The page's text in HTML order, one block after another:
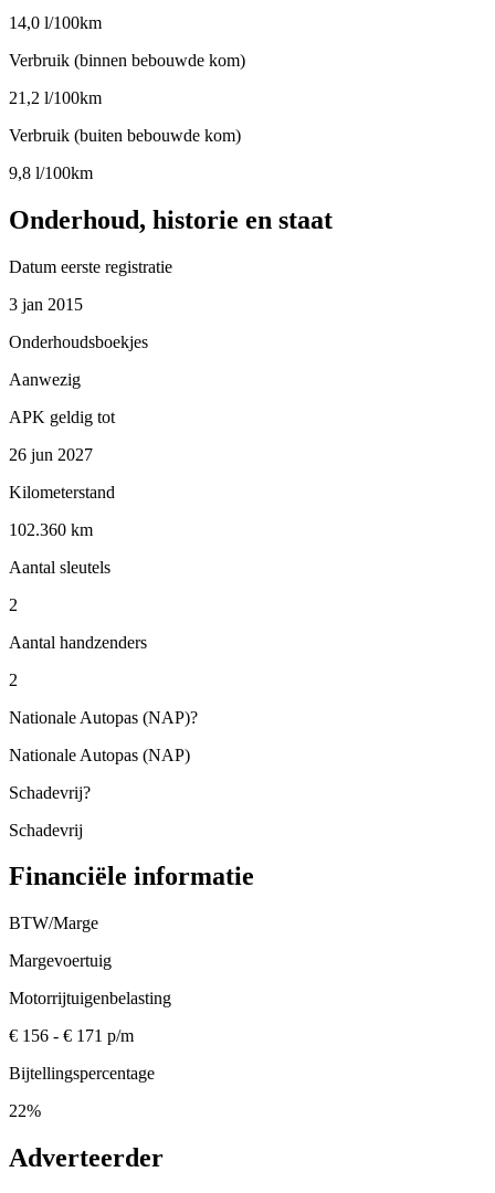
14,0 l/100km
Verbruik (binnen bebouwde kom)
21,2 l/100km
Verbruik (buiten bebouwde kom)
9,8 l/100km
Onderhoud, historie en staat
Datum eerste registratie
3 jan 2015
Onderhoudsboekjes
Aanwezig
APK geldig tot
26 jun 2027
Kilometerstand
102.360 km
Aantal sleutels
2
Aantal handzenders
2
Nationale Autopas (NAP)?
Nationale Autopas (NAP)
Schadevrij?
Schadevrij
Financiële informatie
BTW/Marge
Margevoertuig
Motorrijtuigenbelasting
€ 156 - € 171 p/m
Bijtellingspercentage
22%
Adverteerder